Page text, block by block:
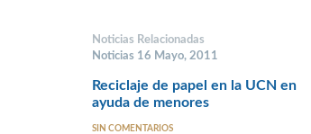
Noticias Relacionadas
Noticias 16 Mayo, 2011
Reciclaje de papel en la UCN en
ayuda de menores
SIN COMENTARIOS